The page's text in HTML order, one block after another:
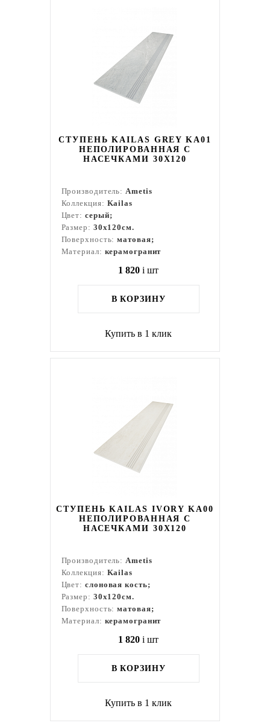
СТУПЕНЬ KAILAS GREY KA01
НЕПОЛИРОВАННАЯ С
НАСЕЧКАМИ 30X120
Производитель:Ametis
Коллекция: Kailas
Цвет: серый;
Размер: 30x120см.
Поверхность:матовая;
Материал: керамогранит
1 820 i шт
В КОРЗИНУ
Купить в 1 клик
СТУПЕНЬ KAILAS IVORY KA00
НЕПОЛИРОВАННАЯ С
НАСЕЧКАМИ 30X120
Производитель:Ametis
Коллекция: Kailas
Цвет: слоновая кость;
Размер: 30x120см.
Поверхность:матовая;
Материал: керамогранит
1 820 i шт
В КОРЗИНУ
Купить в 1 клик